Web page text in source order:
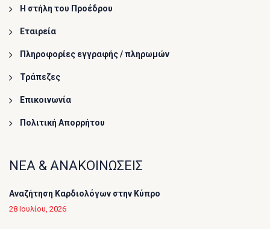
Η στήλη του Προέδρου
Εταιρεία
Πληροφορίες εγγραφής / πληρωμών
Τράπεζες
Επικοινωνία
Πολιτική Απορρήτου
ΝΕΑ & ΑΝΑΚΟΙΝΩΣΕΙΣ
Αναζήτηση Καρδιολόγων στην Κύπρο
28 Ιουλίου, 2026